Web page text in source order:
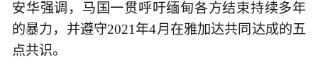
安华强调，马国一贯呼吁缅甸各方结束持续多年
的暴力，并遵守2021年4月在雅加达共同达成的五
点共识。